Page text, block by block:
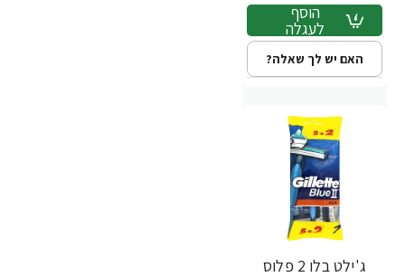
הוסף
לעגלה
האם יש לך שאלה?
ג'ילט בלו 2 פלוס